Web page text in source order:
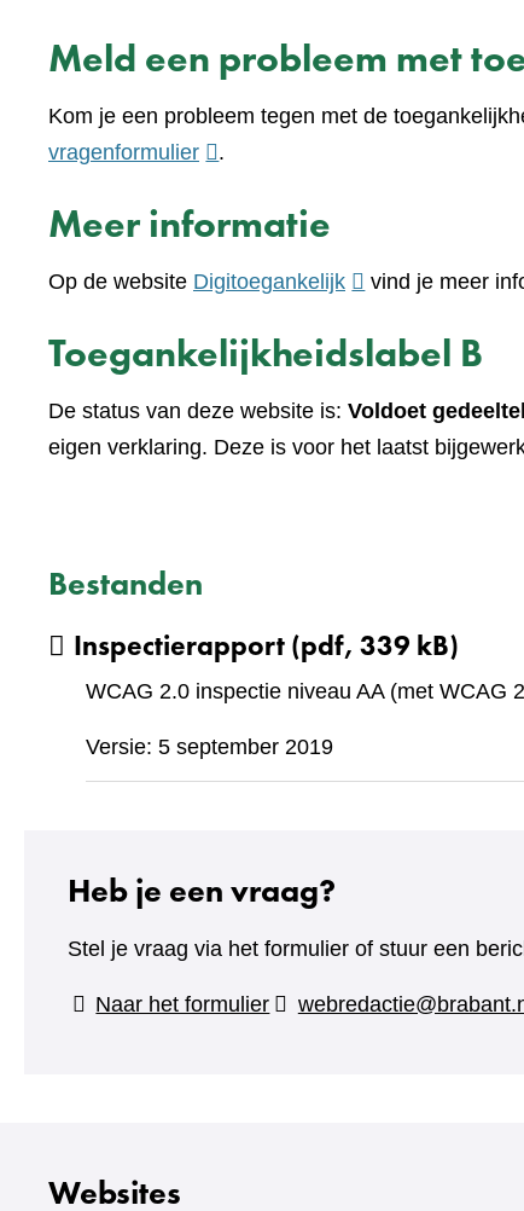
Meld een probleem met
Kom je een probleem tegen met de
vragenformulier(verwijst
een
website)
.
Meer informatie
Op de website Digitoegankelijk(verwijst
een
website)
vind je meer
Toegankelijkheidslabel B
De status van deze website is: Voldoet
eigen verklaring. Deze is voor het laatst
Bestanden
Inspectierapport(pdf, 339 kB)
WCAG 2.0 inspectie niveau AA (met WCAG
Versie: 5 september 2019
Heb je een vraag?
Stel je vraag via het formulier of stuur een
Naar het formulier(verwijst
Websites